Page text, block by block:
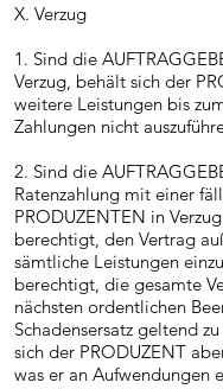
X. Verzug
1. Sind die
Verzug, behält sich der
weitere Leistungen bis
Zahlungen nicht
2. Sind die
Ratenzahlung mit einer
PRODUZENTEN in
berechtigt, den Vertrag
sämtliche Leistungen
berechtigt, die gesamte
nächsten ordentlichen
Schadensersatz geltend
sich der PRODUZENT
was er an Aufwendungen